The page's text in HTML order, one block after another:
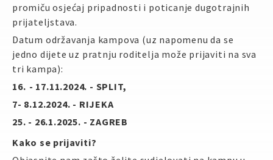
promiču osjećaj pripadnosti i poticanje dugotrajnih
prijateljstava.
Datum održavanja kampova (uz napomenu da se
jedno dijete uz pratnju roditelja može prijaviti na sva
tri kampa):
16.⁠ ⁠- 17.11.2024. - SPLIT,
7- 8.12.2024. - RIJEKA
25. - 26.1.2025. - ZAGREB
Kako se prijaviti?